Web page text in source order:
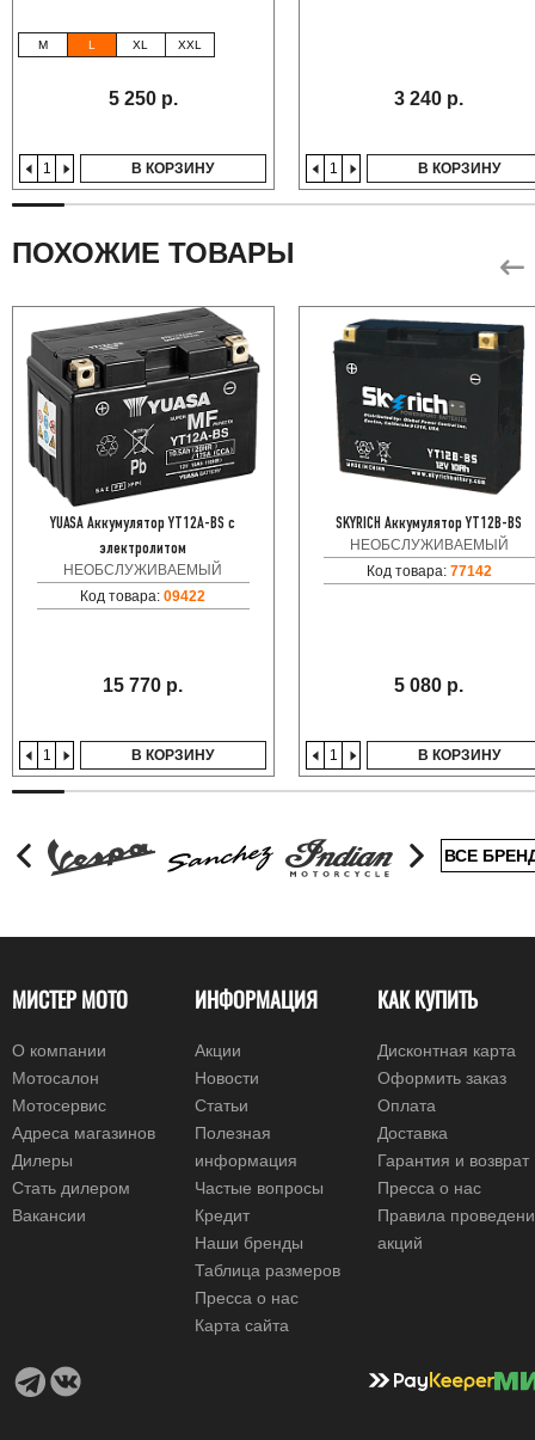
M L XL XXL
5 250 р.
В КОРЗИНУ
3 240 р.
В КОРЗИНУ
ПОХОЖИЕ ТОВАРЫ
YUASA Аккумулятор YT12A-BS с
электролитом
НЕОБСЛУЖИВАЕМЫЙ
Код товара:09422
15 770 р.
В КОРЗИНУ
SKYRICH Аккумулятор YT12B-BS
НЕОБСЛУЖИВАЕМЫЙ
Код товара: 77142
5 080 р.
В КОРЗИНУ
ВСЕ
МИСТЕР МОТО
О компании
Мотосалон
Мотосервис
Адреса магазинов
Дилеры
Стать дилером
Вакансии
ИНФОРМАЦИЯ
Акции
Новости
Статьи
Полезная
информация
Частые вопросы
Кредит
Наши бренды
Таблица размеров
Пресса о нас
Карта сайта
КАК КУПИТЬ
Дисконтная карта
Оформить заказ
Оплата
Доставка
Гарантия и возврат
Пресса о нас
Правила
акций